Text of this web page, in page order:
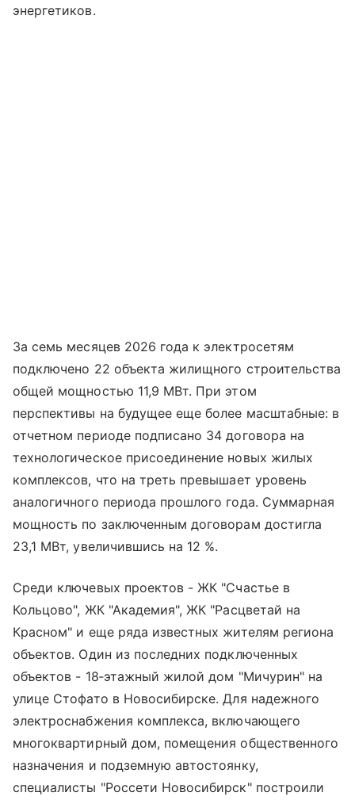
энергетиков.
За семь месяцев 2026 года к электросетям
подключено 22 объекта жилищного строительства
общей мощностью 11,9 МВт. При этом
перспективы на будущее еще более масштабные: в
отчетном периоде подписано 34 договора на
технологическое присоединение новых жилых
комплексов, что на треть превышает уровень
аналогичного периода прошлого года. Суммарная
мощность по заключенным договорам достигла
23,1 МВт, увеличившись на 12 %.
Среди ключевых проектов - ЖК "Счастье в
Кольцово", ЖК "Академия", ЖК "Расцветай на
Красном" и еще ряда известных жителям региона
объектов. Один из последних подключенных
объектов - 18‑этажный жилой дом "Мичурин" на
улице Стофато в Новосибирске. Для надежного
электроснабжения комплекса, включающего
многоквартирный дом, помещения общественного
назначения и подземную автостоянку,
специалисты "Россети Новосибирск" построили